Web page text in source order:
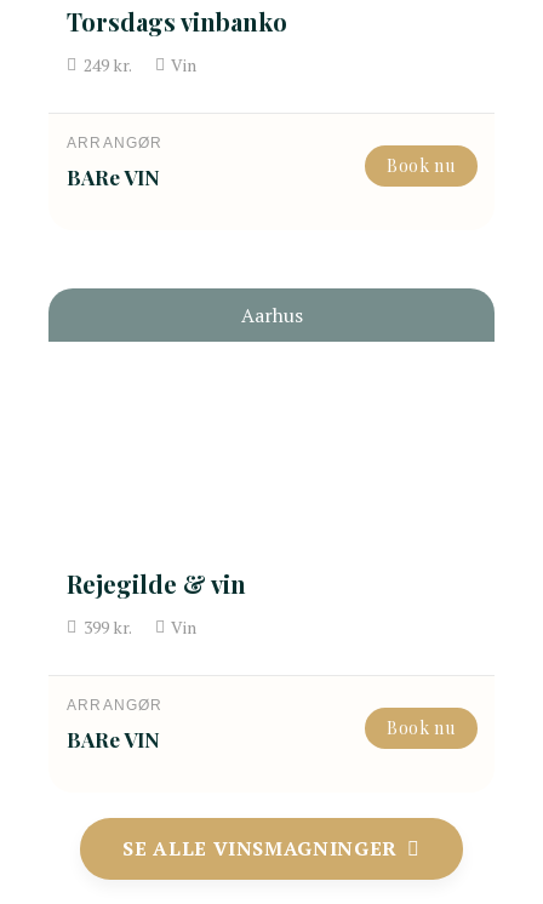
Torsdags vinbanko
249kr. Vin
ARRANGØR
BARe VIN Book nu
Aarhus
Rejegilde & vin
399kr. Vin
ARRANGØR
BARe VIN Book nu
SE ALLE VINSMAGNINGER